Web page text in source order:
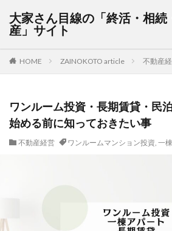
大家さん目線の「終活・相続
産」サイト
HOME ZAINOKOTO article 不動産
ワンルーム投資・長期賃貸・民
始める前に知っておきたい事
不動産経営 ワンルームマンション投資, 一